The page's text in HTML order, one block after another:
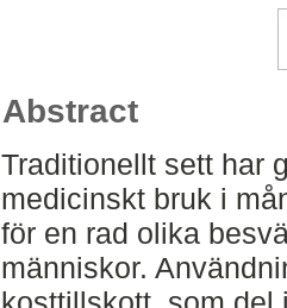
Abstract
Traditionellt sett har
medicinskt bruk i
för en rad olika
människor.